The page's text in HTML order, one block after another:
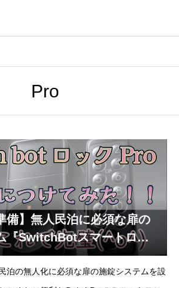
Pro
備】無人民泊に必須な扉の
『SwitchBotスマートロッ
！！引き戸でも使えるよ
プターもあるよ！
泊の無人化に必須な扉の施錠システムを設